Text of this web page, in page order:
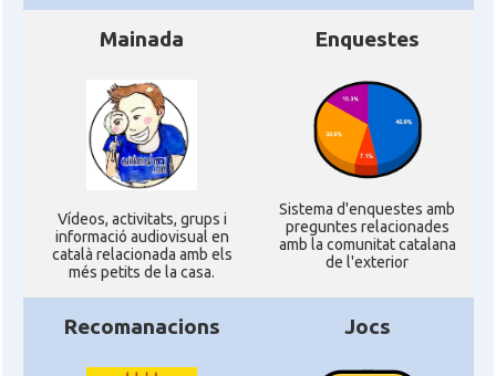
Mainada
Ví­deos, activitats, grups i
informació audiovisual en
català relacionada amb els
més petits de la casa.
Enquestes
Sistema d'enquestes amb
preguntes relacionades
amb la comunitat catalana
de l'exterior
Recomanacions Jocs